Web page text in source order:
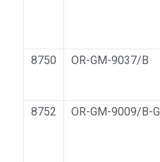
8750
OR-GM-9037/B
8752
OR-GM-9009/B-G